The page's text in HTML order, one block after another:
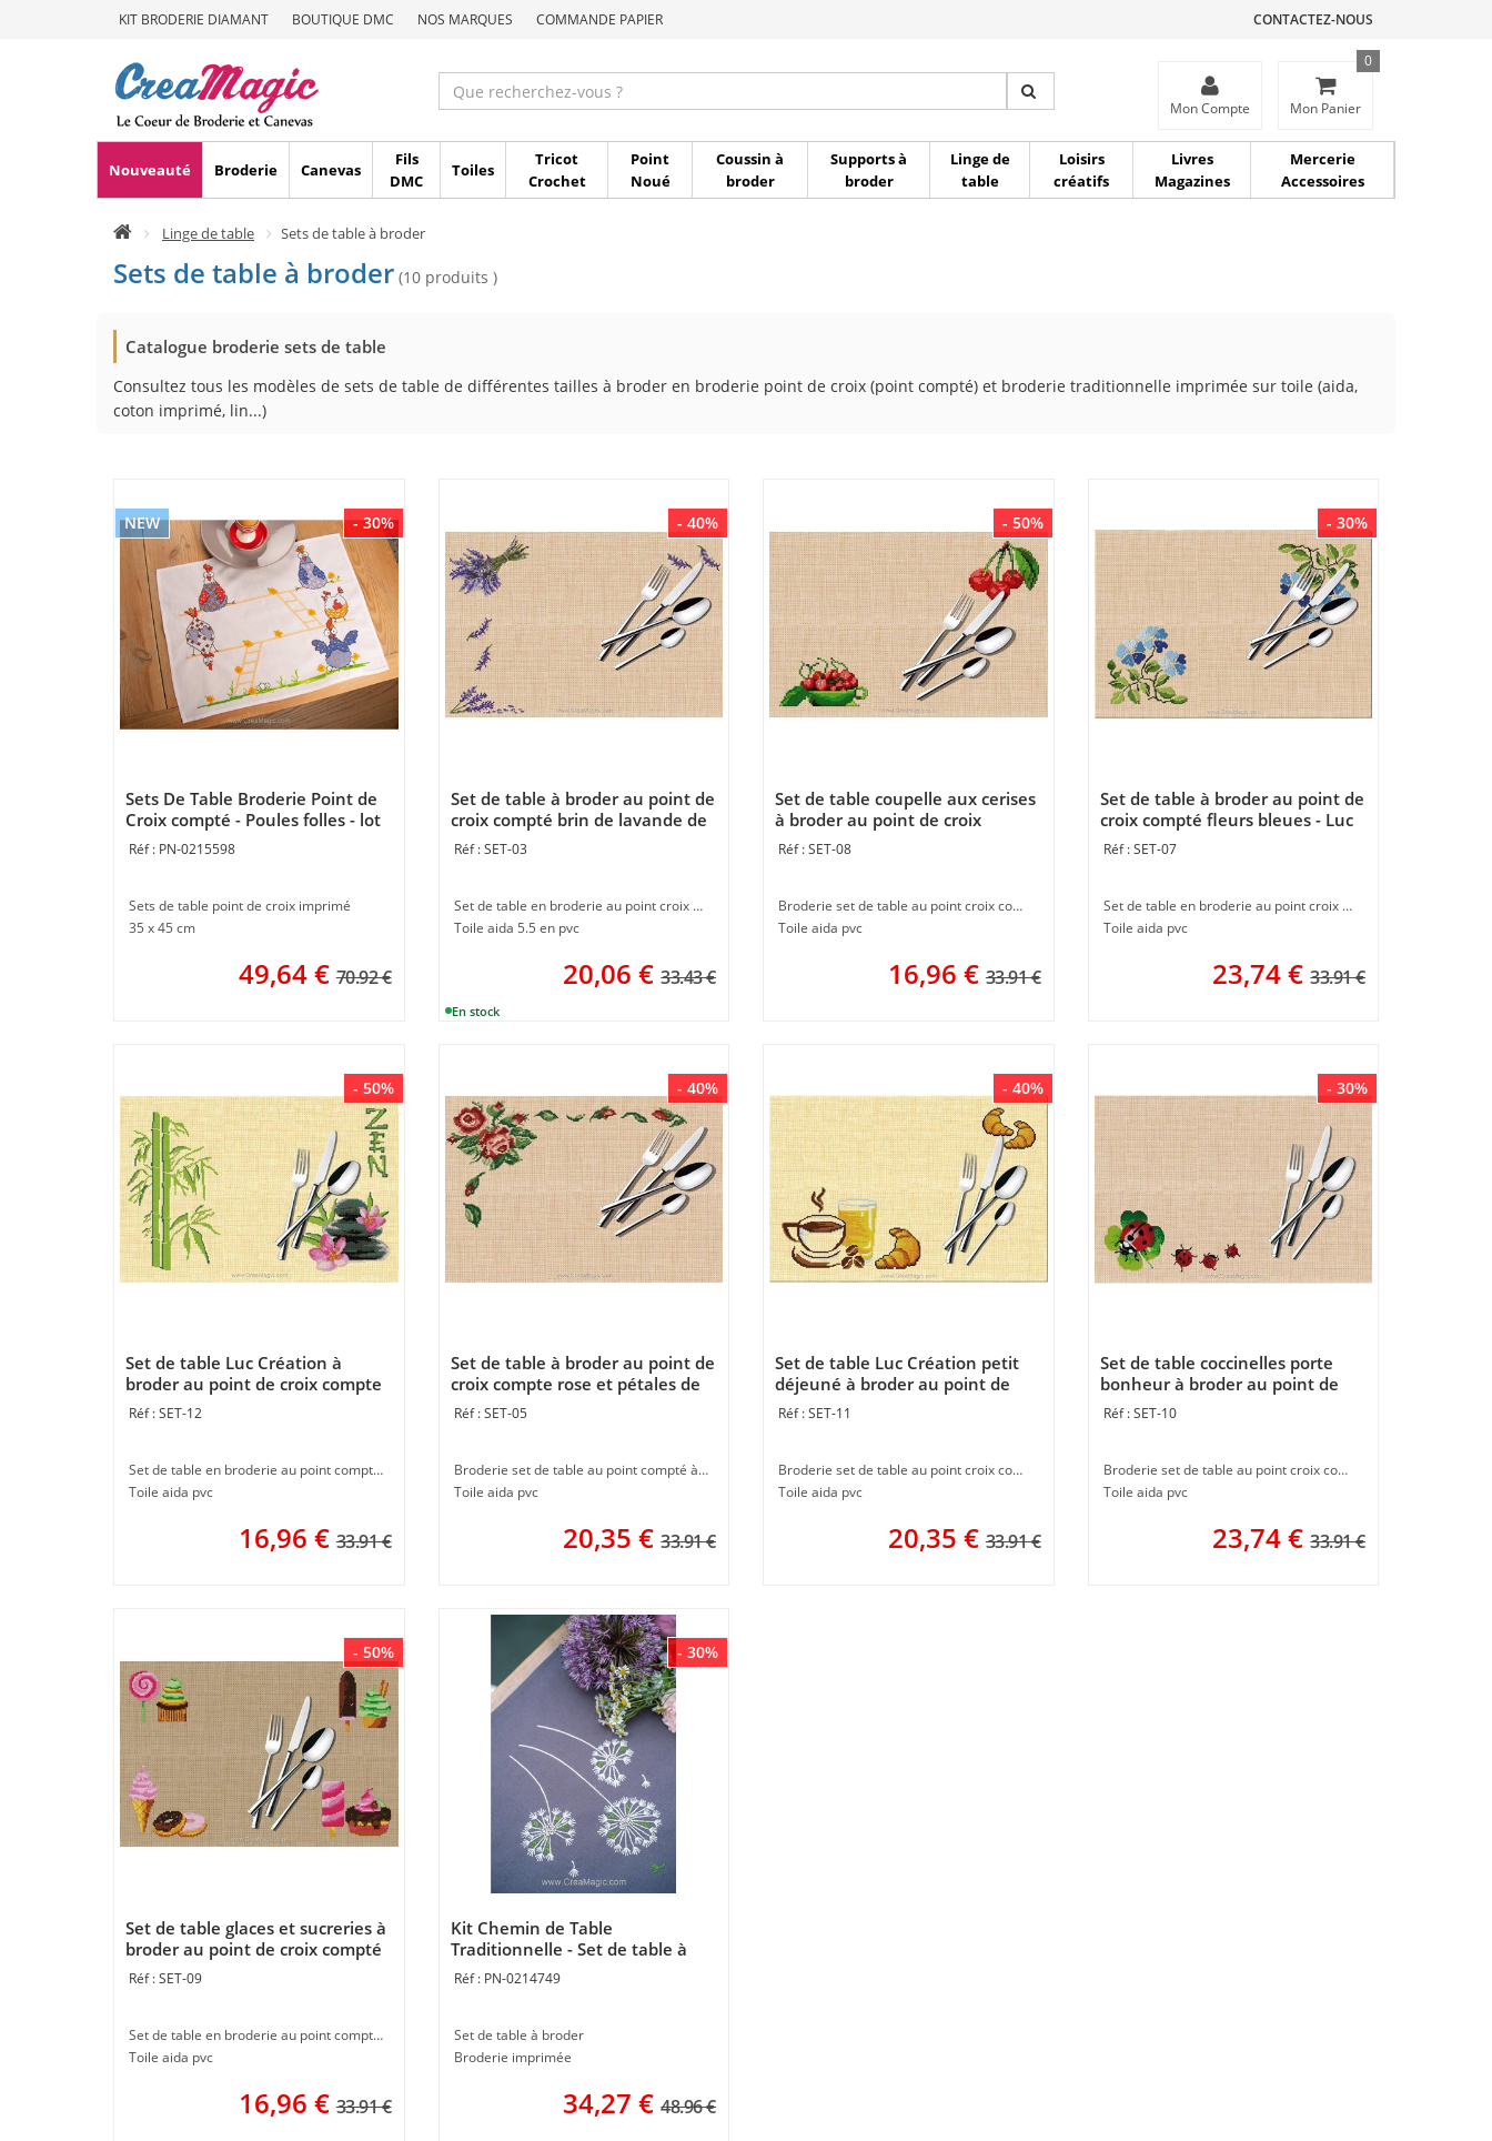
KIT BRODERIE DIAMANT BOUTIQUE DMC NOS MARQUES COMMANDE PAPIER CONTACTEZ-NOUS
Mon Compte Mon Panier
0
Nouveauté Broderie Canevas
Fils
DMC
Toiles
Tricot
Crochet
Point
Noué
Coussin à
broder
Supports à
broder
Linge de
table
Loisirs
créatifs
Livres
Magazines
Mercerie
Accessoires
Linge de table Sets de table à broder
Sets de table à broder (10 produits )
Catalogue broderie sets de table
Consultez tous les modèles de sets de table de différentes tailles à broder en broderie point de croix (point compté) et broderie traditionnelle imprimée sur toile (aida,
coton imprimé, lin...)
- 30%
NEW
Sets De Table Broderie Point de
Croix compté - Poules folles - lot
de 2 - Vervaco
PN-0215598
Sets de table point de croix imprimé
35 x 45 cm
49,64€ 70.92 €
- 40%
Set de table à broder au point de
croix compté brin de lavande de
Luc Création
SET-03
Set de table en broderie au point croix compté sur toile aida à réaliser en broderie au point de croix
Toile aida 5.5 en pvc
20,06 € 33.43 €
- 50%
Set de table coupelle aux cerises
à broder au point de croix
compté de Luc Création
SET-08
Broderie set de table au point croix compté à faire en broderie au point de croix
Toile aida pvc
16,96 € 33.91 €
- 30%
Set de table à broder au point de
croix compté fleurs bleues - Luc
Création
SET-07
Set de table en broderie au point croix compté à personnaliser au point de croix
Toile aida pvc
23,74€ 33.91 €
- 50%
Set de table Luc Création à
broder au point de croix compte
zen SET-12
Set de table en broderie au point compté à faire à la main au point de croix
Toile aida pvc
16,96 € 33.91 €
- 40%
Set de table à broder au point de
croix compte rose et pétales de
Luc Création
SET-05
Broderie set de table au point compté à faire à la main en broderie au point de croix
Toile aida pvc
20,35 € 33.91 €
- 40%
Set de table Luc Création petit
déjeuné à broder au point de
croix compte
SET-11
Broderie set de table au point croix compté à faire à la main en broderie au point de croix
Toile aida pvc
20,35 € 33.91 €
- 30%
Set de table coccinelles porte
bonheur à broder au point de
croix de Luc Création
SET-10
Broderie set de table au point croix compté sur toile aida à faire à la main en broderie au point de croix
Toile aida pvc
23,74€ 33.91 €
- 50%
Set de table glaces et sucreries à
broder au point de croix compté
Luc Création
SET-09
Set de table en broderie au point compté sur toile aida à faire en broderie au point de croix
Toile aida pvc
16,96 € 33.91 €
- 30%
Kit Chemin de Table
Traditionnelle - Set de table à
broder en kit à broder en kit
Fleurs de peluche - lot de 2 -
PN-0214749
Set de table à broder
Broderie imprimée
34,27 € 48.96 €